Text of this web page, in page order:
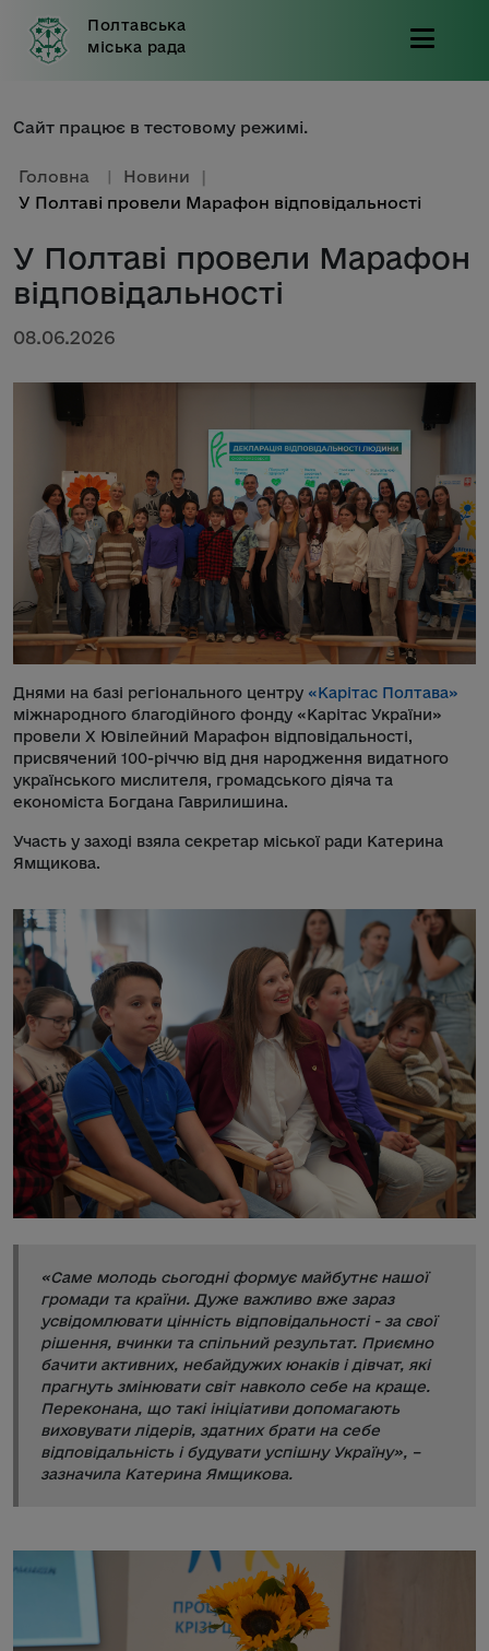
Полтавська
міська рада
Сайт працює в тестовому режимі.
Головна | Новини |
У Полтаві провели Марафон відповідальності
У Полтаві провели Марафон
відповідальності
08.06.2026
Днями на базі регіонального центру «Карітас Полтава»
міжнародного благодійного фонду «Карітас України»
провели Х Ювілейний Марафон відповідальності,
присвячений 100-річчю від дня народження видатного
українського мислителя, громадського діяча та
економіста Богдана Гаврилишина.
Участь у заході взяла секретар міської ради Катерина
Ямщикова.
«Саме молодь сьогодні формує майбутнє нашої
громади та країни. Дуже важливо вже зараз
усвідомлювати цінність відповідальності - за свої
рішення, вчинки та спільний результат. Приємно
бачити активних, небайдужих юнаків і дівчат, які
прагнуть змінювати світ навколо себе на краще.
Переконана, що такі ініціативи допомагають
виховувати лідерів, здатних брати на себе
відповідальність і будувати успішну Україну», –
зазначила Катерина Ямщикова.